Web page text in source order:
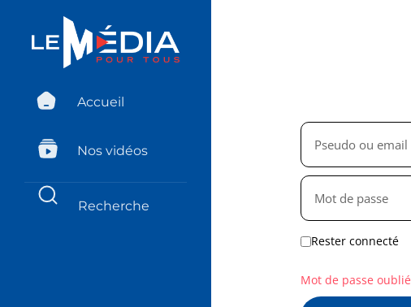
Accueil
Nos vidéos
Rester connecté
Mot de passe oublié